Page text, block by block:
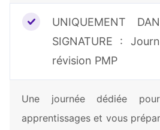
UNIQUEMENT
SIGNATURE :
révision PMP
Une journée dédiée
apprentissages et vous